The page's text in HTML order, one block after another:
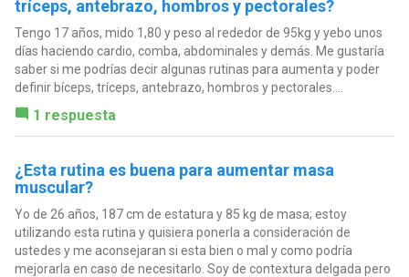
tríceps, antebrazo, hombros y pectorales?
Tengo 17 años, mido 1,80 y peso al rededor de 95kg y yebo unos
días haciendo cardio, comba, abdominales y demás. Me gustaría
saber si me podrías decir algunas rutinas para aumenta y poder
definir bíceps, tríceps, antebrazo, hombros y pectorales....
1 respuesta
¿Esta rutina es buena para aumentar masa
muscular?
Yo de 26 años, 187 cm de estatura y 85 kg de masa; estoy
utilizando esta rutina y quisiera ponerla a consideración de
ustedes y me aconsejaran si esta bien o mal y como podría
mejorarla en caso de necesitarlo. Soy de contextura delgada pero